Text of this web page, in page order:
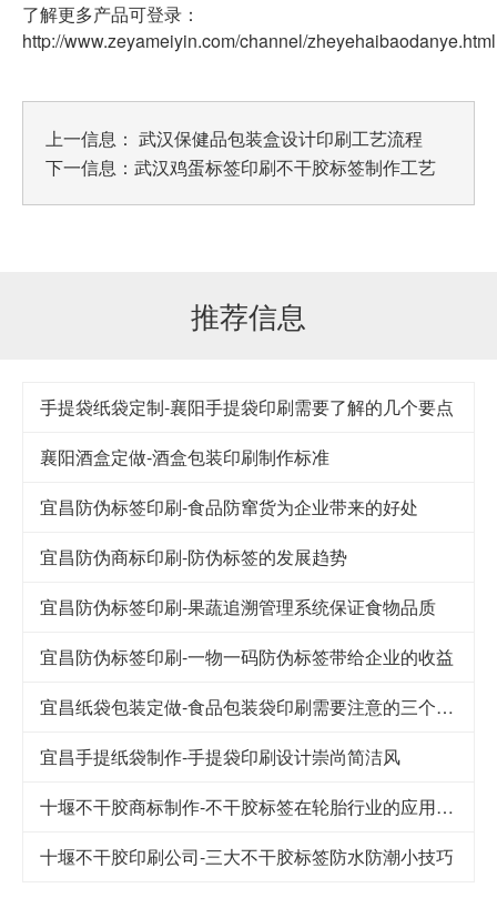
了解更多产品可登录：
http://www.zeyameiyin.com/channel/zheyehaibaodanye.html
上一信息： 武汉保健品包装盒设计印刷工艺流程
下一信息： 武汉鸡蛋标签印刷不干胶标签制作工艺
推荐信息
手提袋纸袋定制-襄阳手提袋印刷需要了解的几个要点
襄阳酒盒定做-酒盒包装印刷制作标准
宜昌防伪标签印刷-食品防窜货为企业带来的好处
宜昌防伪商标印刷-防伪标签的发展趋势
宜昌防伪标签印刷-果蔬追溯管理系统保证食物品质
宜昌防伪标签印刷-一物一码防伪标签带给企业的收益
宜昌纸袋包装定做-食品包装袋印刷需要注意的三个细节
宜昌手提纸袋制作-手提袋印刷设计崇尚简洁风
十堰不干胶商标制作-不干胶标签在轮胎行业的应用及其发展
十堰不干胶印刷公司-​三大不干胶标签防水防潮小技巧